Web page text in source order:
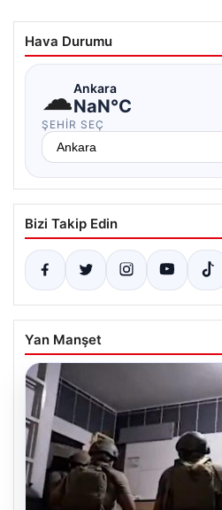
Hava Durumu
☁Ankara
NaN°C
ŞEHIR SEÇ
Bizi Takip Edin
Yan Manşet